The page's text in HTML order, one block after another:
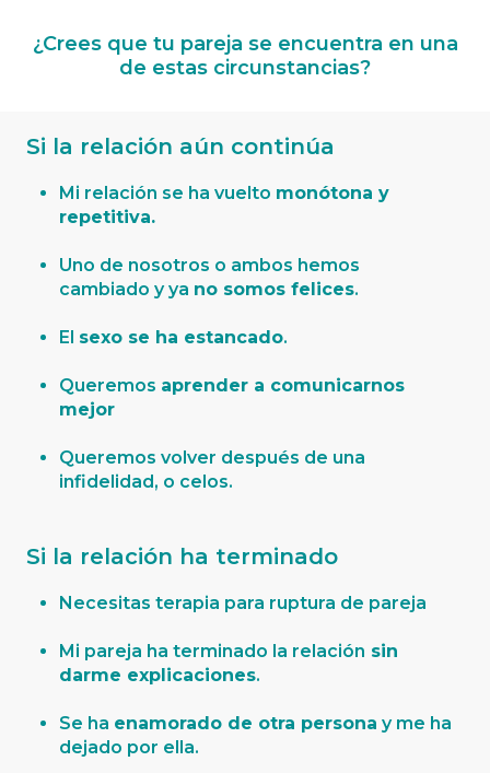
¿Crees que tu pareja se encuentra en una
de estas circunstancias?
Si la relación aún continúa
Mi relación se ha vuelto monótona y
repetitiva.
Uno de nosotros o ambos hemos
cambiado y ya no somos felices.
El sexo se ha estancado.
Queremos aprender a comunicarnos
mejor
Queremos volver después de una
infidelidad, o celos.
Si la relación ha terminado
Necesitas terapia para ruptura de pareja
Mi pareja ha terminado la relación sin
darme explicaciones.
Se ha enamorado de otra persona y me ha
dejado por ella.